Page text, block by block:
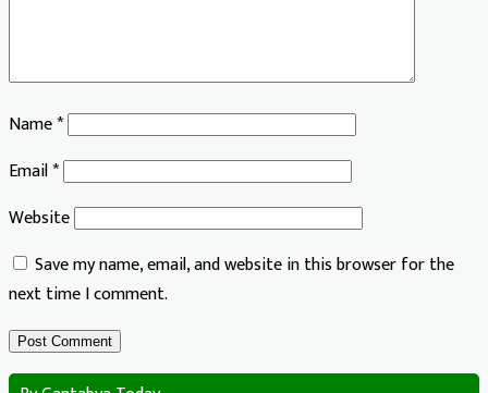
Name*
Email*
Website
Save my name, email, and website in this browser for the
next time I comment.